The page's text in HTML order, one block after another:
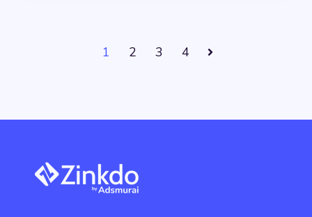
1 2 3 4 Siguiente